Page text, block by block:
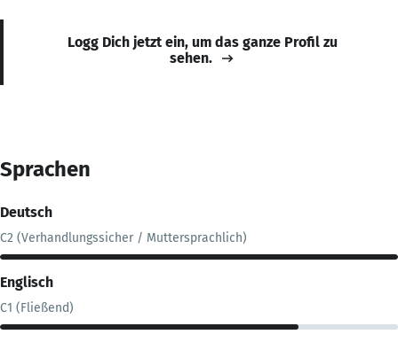
Logg Dich jetzt ein, um das ganze Profil zu
sehen.
Sprachen
Deutsch
C2 (Verhandlungssicher / Muttersprachlich)
Englisch
C1 (Fließend)